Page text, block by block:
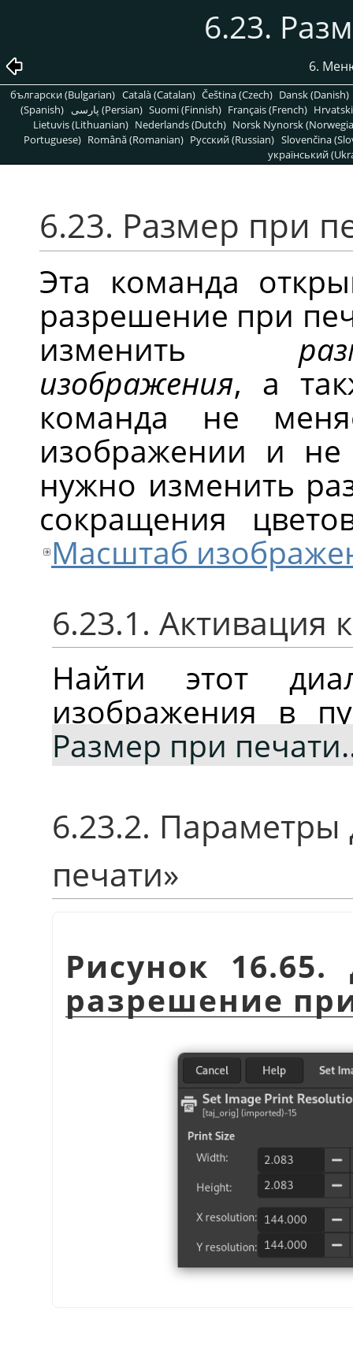
6.23.
6.
български (Bulgarian) Català (Catalan) Čeština (Czech) Dansk (Danish)
(Spanish)
پارسی (Persian) Suomi (Finnish) Français (French)
Lietuvis (Lithuanian) Nederlands (Dutch) Norsk Nynorsk
Portuguese) Română (Romanian) Pусский (Russian) Slovenčina
український
6.23. Размер при
Эта команда
разрешение при
изменить
изображения, а
команда не
изображении и не
нужно изменить
сокращения
Масштаб
6.23.1. Активация
Найти этот
изображения в
Размер при
6.23.2. Параметры
печати»
Рисунок
разрешение